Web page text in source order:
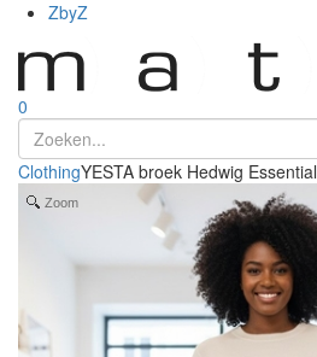
ZbyZ
0
ClothingYESTA broek Hedwig Essential
Zoom